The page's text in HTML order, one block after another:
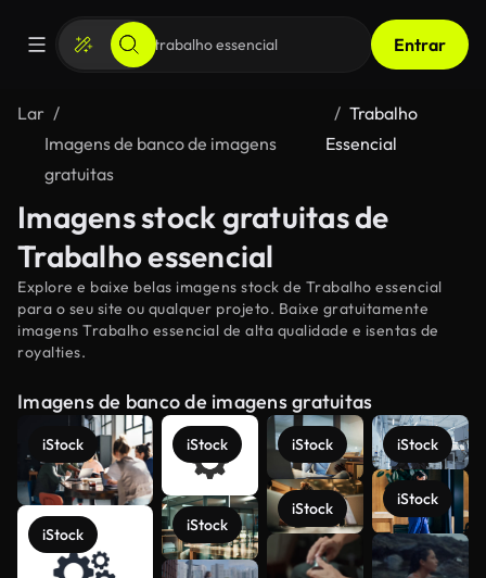
Entrar
Lar
Imagens de banco de imagens
gratuitas
Trabalho
Essencial
Imagens stock gratuitas de
Trabalho essencial
Explore e baixe belas imagens stock de Trabalho essencial
para o seu site ou qualquer projeto. Baixe gratuitamente
imagens Trabalho essencial de alta qualidade e isentas de
royalties.
Imagens de banco de imagens gratuitas
iStock
iStock
iStock
iStock
iStock
iStock
iStock
iStock
Veja mais